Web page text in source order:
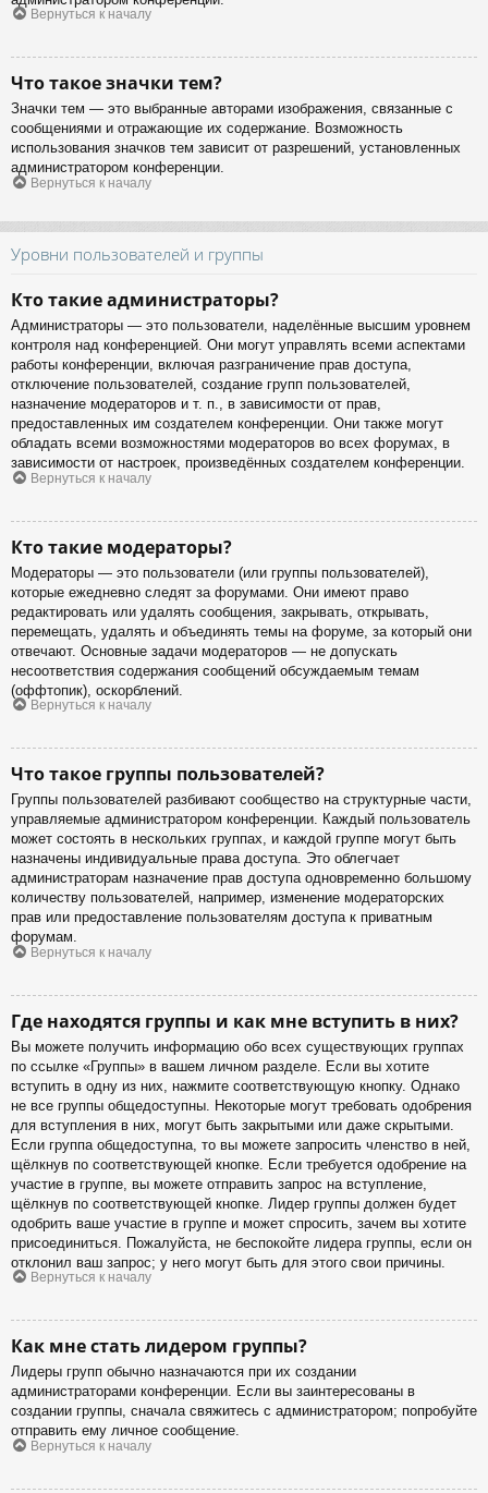
Вернуться к началу
Что такое значки тем?
Значки тем — это выбранные авторами изображения, связанные с
сообщениями и отражающие их содержание. Возможность
использования значков тем зависит от разрешений, установленных
администратором конференции.
Вернуться к началу
Уровни пользователей и группы
Кто такие администраторы?
Администраторы — это пользователи, наделённые высшим уровнем
контроля над конференцией. Они могут управлять всеми аспектами
работы конференции, включая разграничение прав доступа,
отключение пользователей, создание групп пользователей,
назначение модераторов и т. п., в зависимости от прав,
предоставленных им создателем конференции. Они также могут
обладать всеми возможностями модераторов во всех форумах, в
зависимости от настроек, произведённых создателем конференции.
Вернуться к началу
Кто такие модераторы?
Модераторы — это пользователи (или группы пользователей),
которые ежедневно следят за форумами. Они имеют право
редактировать или удалять сообщения, закрывать, открывать,
перемещать, удалять и объединять темы на форуме, за который они
отвечают. Основные задачи модераторов — не допускать
несоответствия содержания сообщений обсуждаемым темам
(оффтопик), оскорблений.
Вернуться к началу
Что такое группы пользователей?
Группы пользователей разбивают сообщество на структурные части,
управляемые администратором конференции. Каждый пользователь
может состоять в нескольких группах, и каждой группе могут быть
назначены индивидуальные права доступа. Это облегчает
администраторам назначение прав доступа одновременно большому
количеству пользователей, например, изменение модераторских
прав или предоставление пользователям доступа к приватным
форумам.
Вернуться к началу
Где находятся группы и как мне вступить в них?
Вы можете получить информацию обо всех существующих группах
по ссылке «Группы» в вашем личном разделе. Если вы хотите
вступить в одну из них, нажмите соответствующую кнопку. Однако
не все группы общедоступны. Некоторые могут требовать одобрения
для вступления в них, могут быть закрытыми или даже скрытыми.
Если группа общедоступна, то вы можете запросить членство в ней,
щёлкнув по соответствующей кнопке. Если требуется одобрение на
участие в группе, вы можете отправить запрос на вступление,
щёлкнув по соответствующей кнопке. Лидер группы должен будет
одобрить ваше участие в группе и может спросить, зачем вы хотите
присоединиться. Пожалуйста, не беспокойте лидера группы, если он
отклонил ваш запрос; у него могут быть для этого свои причины.
Вернуться к началу
Как мне стать лидером группы?
Лидеры групп обычно назначаются при их создании
администраторами конференции. Если вы заинтересованы в
создании группы, сначала свяжитесь с администратором; попробуйте
отправить ему личное сообщение.
Вернуться к началу